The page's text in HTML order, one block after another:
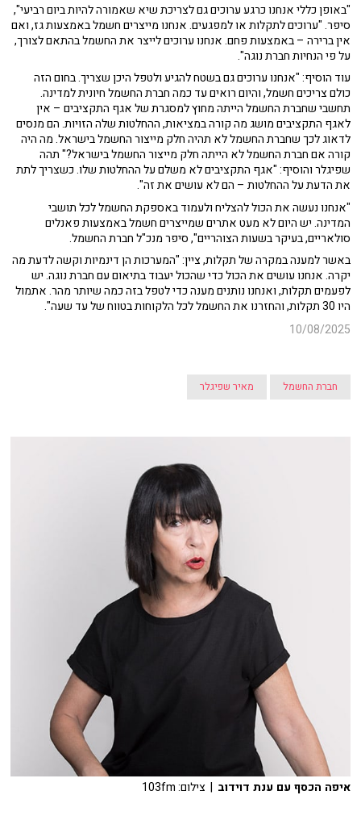
"באופן כללי אנחנו כרגע ערוכים גם לצריכת שיא שאמורה להיות ביום רביעי",
סיפר. "ערוכים לתקלות או למפגעים. אנחנו מייצרים חשמל באמצעות גז, ואם
אין ברירה – באמצעות פחם. אנחנו ערוכים לייצר את החשמל בהתאם לצורך,
על פי הנחיות חברת נוגה".
עוד הוסיף: "אנחנו ערוכים גם בשטח להגיע ולטפל היכן שצריך. בחום הזה
כולם צריכים חשמל, והיום רואים עד כמה חברת החשמל חיונית למדינה.
תחשבי שחברת החשמל הייתה מחוץ למסגרת של אגף התקציבים – אין
לאגף התקציבים מושג מה קורה במציאות, ההחלטות שלה הזויות. הם מנסים
לדאוג לכך שחברת החשמל לא תהיה חלק מייצור החשמל בישראל. מה היה
קורה אם חברת החשמל לא הייתה חלק מייצור החשמל בישראל?" תהה
שפיגלר והוסיף: "אגף התקציבים לא משלם על ההחלטות שלו. כשצריך לתת
את הדעת על ההחלטות – הם לא עושים את זה".
"אנחנו נעשה את הכול להצליח ולעמוד באספקת החשמל לכל תושבי
המדינה. יש היום לא מעט אתרים שמייצרים חשמל באמצעות פאנלים
סולאריים, בעיקר בשעות הצוהריים", סיפר מנכ"ל חברת החשמל.
באשר למענה במקרה של תקלות, ציין: "המערכות הן דינמיות וקשה לדעת מה
יקרה. אנחנו עושים את הכול כדי שהכול יעבוד בתיאום עם חברת נוגה. יש
לפעמים תקלות, ואנחנו נותנים מענה כדי לטפל בזה כמה שיותר מהר. אתמול
היו 30 תקלות, והחזרנו את החשמל לכל הלקוחות בטווח של עד שעה".
10/08/2025
חברת החשמל מאיר שפיגלר
איפה הכסף עם ענת דוידוב | צילום: 103fm